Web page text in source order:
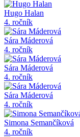
Hugo Halan
4. ročník
Sára Máderová
4. ročník
Sára Máderová
4. ročník
Sára Máderová
4. ročník
Simona Semančíková
4. ročník